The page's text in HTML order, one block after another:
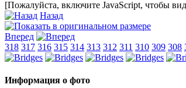
[Пожалуйста, включите JavaScript, чтобы
Назад
Вперед
318 317 316 315 314 313 312 311 310 309 308
Информация о фото